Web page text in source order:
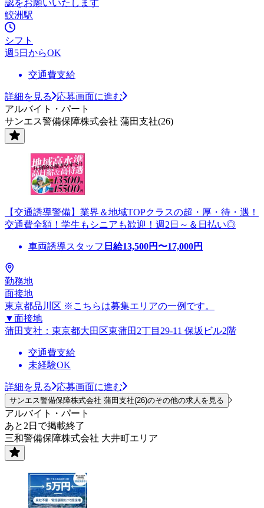
認をお願いいたします
鮫洲駅
シフト
週5日からOK
交通費支給
詳細を見る
応募画面に進む
アルバイト・パート
サンエス警備保障株式会社 蒲田支社(26)
【交通誘導警備】業界＆地域TOPクラスの超・厚・待・遇！
交通費全額！学生もシニアも歓迎！週2日～＆日払い◎
車両誘導スタッフ 日給13,500円〜17,000円
勤務地
面接地
東京都品川区 ※こちらは募集エリアの一例です。
▼面接地
蒲田支社：東京都大田区東蒲田2丁目29-11 保坂ビル2階
交通費支給
未経験OK
詳細を見る 応募画面に進む
サンエス警備保障株式会社 蒲田支社(26)のその他の求人を見る
アルバイト・パート
あと2日で掲載終了
三和警備保障株式会社 大井町エリア